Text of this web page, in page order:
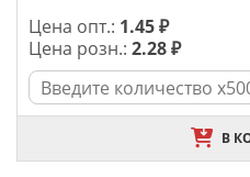
Цена опт.: 1.45 ₽
Цена розн.: 2.28 ₽
В